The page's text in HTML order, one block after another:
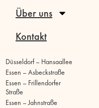
Über uns
Kontakt
Düsseldorf – Hansaallee
Essen – Asbeckstraße
Essen – Frillendorfer
Straße
Essen – Jahnstraße